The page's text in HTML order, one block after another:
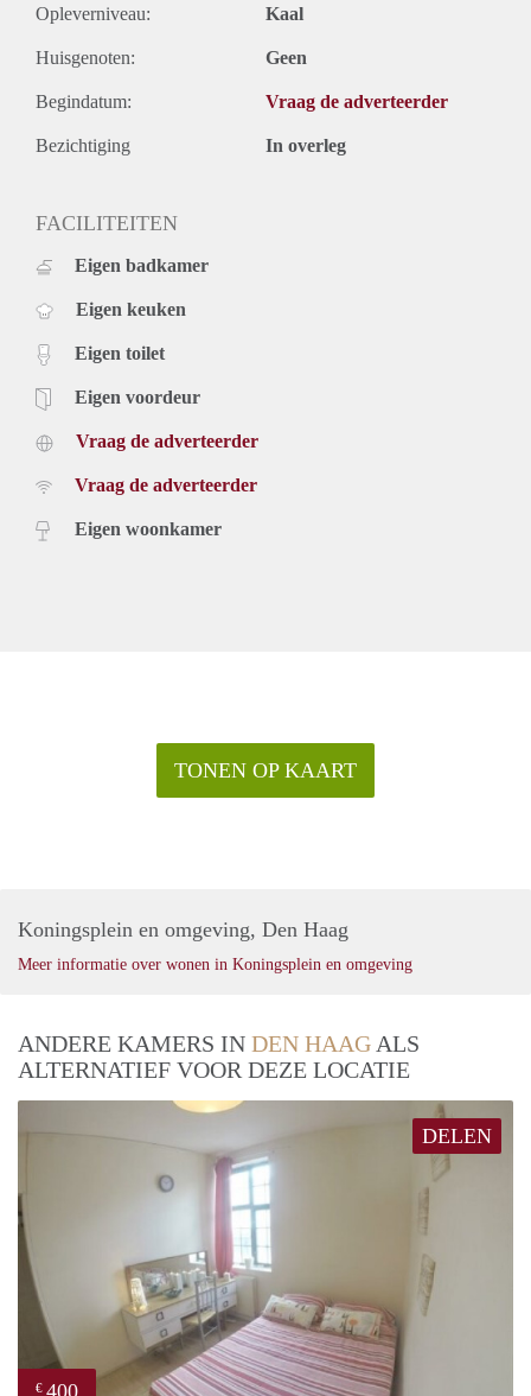
Opleverniveau: Kaal
Huisgenoten: Geen
Begindatum: Vraag de adverteerder
Bezichtiging In overleg
FACILITEITEN
Eigen badkamer
Eigen keuken
Eigen toilet
Eigen voordeur
Vraag de adverteerder
Vraag de adverteerder
Eigen woonkamer
TONEN OP KAART
Koningsplein en omgeving, Den Haag
Meer informatie over wonen in Koningsplein en omgeving
ANDERE KAMERS IN DEN HAAG ALS
ALTERNATIEF VOOR DEZE LOCATIE
DELEN
€